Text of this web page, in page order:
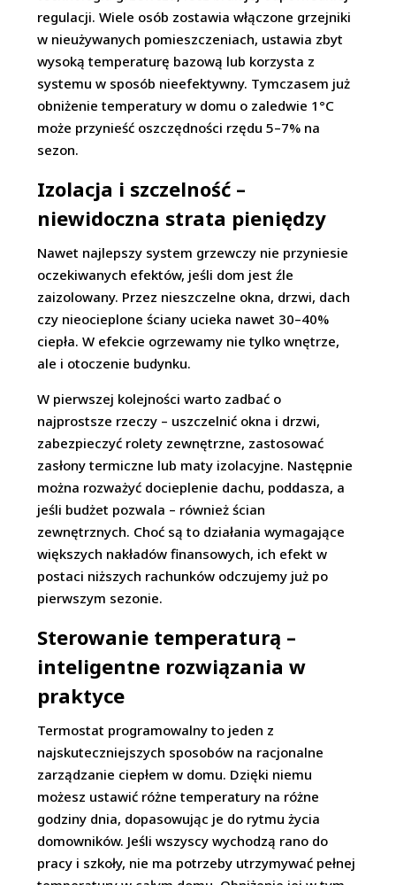
regulacji. Wiele osób zostawia włączone grzejniki
w nieużywanych pomieszczeniach, ustawia zbyt
wysoką temperaturę bazową lub korzysta z
systemu w sposób nieefektywny. Tymczasem już
obniżenie temperatury w domu o zaledwie 1°C
może przynieść oszczędności rzędu 5–7% na
sezon.
Izolacja i szczelność –
niewidoczna strata pieniędzy
Nawet najlepszy system grzewczy nie przyniesie
oczekiwanych efektów, jeśli dom jest źle
zaizolowany. Przez nieszczelne okna, drzwi, dach
czy nieocieplone ściany ucieka nawet 30–40%
ciepła. W efekcie ogrzewamy nie tylko wnętrze,
ale i otoczenie budynku.
W pierwszej kolejności warto zadbać o
najprostsze rzeczy – uszczelnić okna i drzwi,
zabezpieczyć rolety zewnętrzne, zastosować
zasłony termiczne lub maty izolacyjne. Następnie
można rozważyć docieplenie dachu, poddasza, a
jeśli budżet pozwala – również ścian
zewnętrznych. Choć są to działania wymagające
większych nakładów finansowych, ich efekt w
postaci niższych rachunków odczujemy już po
pierwszym sezonie.
Sterowanie temperaturą –
inteligentne rozwiązania w
praktyce
Termostat programowalny to jeden z
najskuteczniejszych sposobów na racjonalne
zarządzanie ciepłem w domu. Dzięki niemu
możesz ustawić różne temperatury na różne
godziny dnia, dopasowując je do rytmu życia
domowników. Jeśli wszyscy wychodzą rano do
pracy i szkoły, nie ma potrzeby utrzymywać pełnej